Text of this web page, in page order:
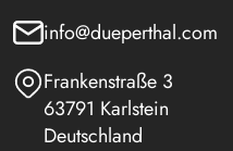
info@dueperthal.com
Frankenstraße 3
63791 Karlstein
Deutschland